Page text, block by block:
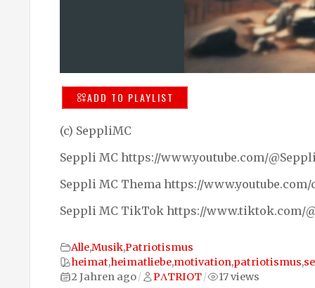
ADD TO PLAYLIST
(c) SeppliMC
Seppli MC https://www.youtube.com/
Seppli MC Thema https://www.youtube.com/
Seppli MC TikTok https://www.tiktok.com/
Alle,Musik,Patriotismus
heimat,heimatliebe,motivation,patriotismus,
2 Jahren ago/ PΛTRIOT/ 17 views